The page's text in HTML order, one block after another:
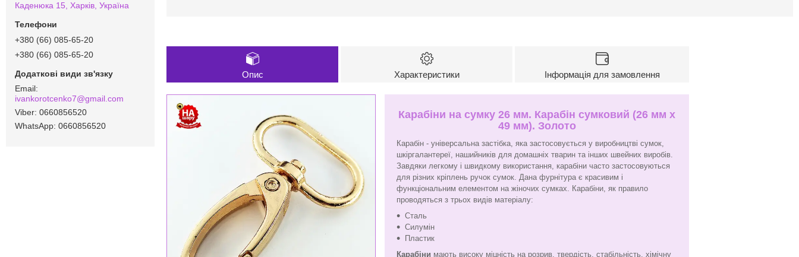
Опис Характеристики Інформація для замовлення
Карабіни на сумку 26 мм. Карабін сумковий (26 мм х
49 мм). Золото
Карабін - універсальна застібка, яка застосовується у виробництві сумок,
шкіргалантереї, нашийників для домашніх тварин та інших швейних виробів.
Завдяки легкому і швидкому використання, карабіни часто застосовуються
для різних кріплень ручок сумок. Дана фурнітура є красивим і
функціональним елементом на жіночих сумках. Карабіни, як правило
проводяться з трьох видів матеріалу:
Сталь
Силумін
Пластик
Карабіни мають високу міцність на розрив, твердість, стабільність, хімічну
Каденюка 15, Харків, Україна
+380 (66) 085-65-20
+380 (66) 085-65-20
ivankorotcenko7@gmail.com
0660856520
0660856520